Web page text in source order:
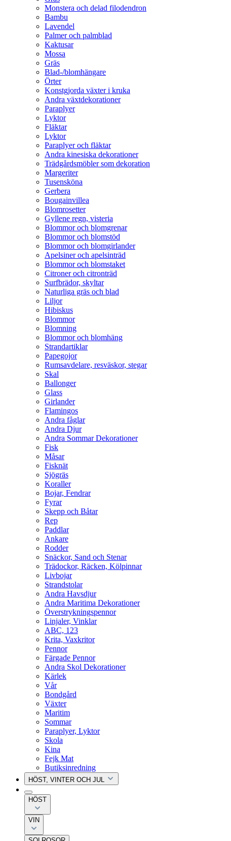
Monstera och delad filodendron
Bambu
Lavendel
Palmer och palmblad
Kaktusar
Mossa
Gräs
Blad-/blomhängare
Örter
Konstgjorda växter i kruka
Andra växtdekorationer
Paraplyer
Lyktor
Fläktar
Lyktor
Paraplyer och fläktar
Andra kinesiska dekorationer
Trädgårdsmöbler som dekoration
Margeriter
Tusensköna
Gerbera
Bougainvillea
Blomrosetter
Gyllene regn, visteria
Blommor och blomgrenar
Blommor och blomstöd
Blommor och blomgirlander
Apelsiner och apelsinträd
Blommor och blomstaket
Citroner och citronträd
Surfbrädor, skyltar
Naturliga gräs och blad
Liljor
Hibiskus
Blommor
Blomning
Blommor och blomhäng
Strandartiklar
Papegojor
Rumsavdelare, resväskor, stegar
Skal
Ballonger
Glass
Girlander
Flamingos
Andra fåglar
Andra Djur
Andra Sommar Dekorationer
Fisk
Måsar
Fisknät
Sjögräs
Koraller
Bojar, Fendrar
Fyrar
Skepp och Båtar
Rep
Paddlar
Ankare
Rodder
Snäckor, Sand och Stenar
Trädockor, Räcken, Kölpinnar
Livbojar
Strandstolar
Andra Havsdjur
Andra Maritima Dekorationer
Överstrykningspennor
Linjaler, Vinklar
ABC, 123
Krita, Vaxkritor
Pennor
Färgade Pennor
Andra Skol Dekorationer
Kärlek
Vår
Bondgård
Växter
Maritim
Sommar
Paraplyer, Lyktor
Skola
Kina
Fejk Mat
Butiksinredning
HÖST, VINTER OCH JUL
HÖST
VIN